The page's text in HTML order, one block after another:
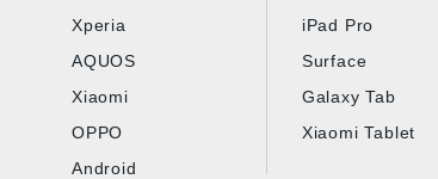
Xperia
AQUOS
Xiaomi
OPPO
Android
iPad Pro
Surface
Galaxy Tab
Xiaomi Tablet